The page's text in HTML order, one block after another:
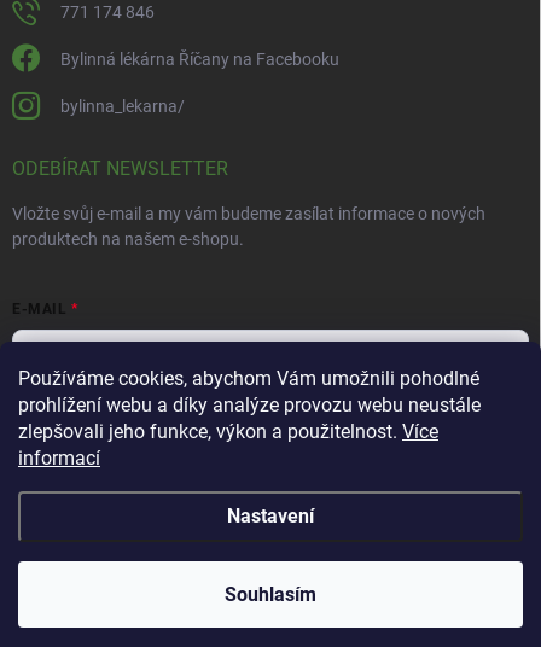
Používáme cookies, abychom Vám umožnili pohodlné
prohlížení webu a díky analýze provozu webu neustále
zlepšovali jeho funkce, výkon a použitelnost. Více
informací
Nastavení
Souhlasím
771 174 846
Bylinná lékárna Říčany na Facebooku
bylinna_lekarna/
ODEBÍRAT NEWSLETTER
Vložte svůj e-mail a my vám budeme zasílat informace o nových
produktech na našem e-shopu.
E-MAIL
Vložením e-mailu souhlasíte spodmínkami ochrany osobních údajů
Přihlásit se
Bylinná lékárna . Všechna práva vyhrazena.